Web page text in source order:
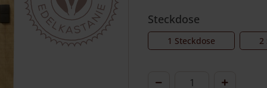
Steckdose
1 Steckdose 2
Pfahl